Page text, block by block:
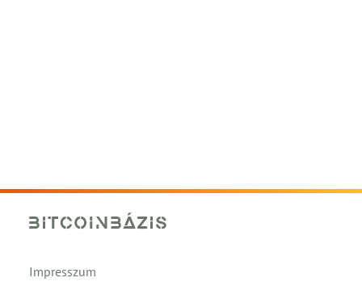
Impresszum